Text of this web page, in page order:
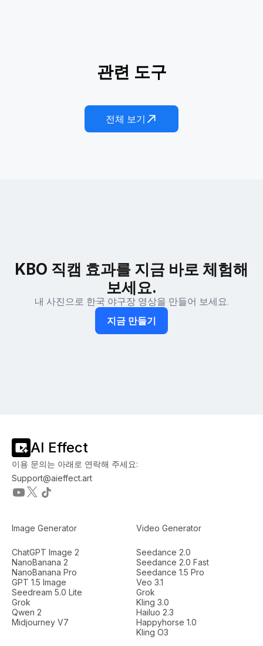
관련 도구F1 패독 라이브
AI 자전거 킥
전체 보기
KBO 직캠 효과를 지금 바로 체험해
보세요.
내 사진으로 한국 야구장 영상을 만들어 보세요.
지금 만들기
AI Effect
이용 문의는 아래로 연락해 주세요:
Support@aieffect.art
Image Generator
ChatGPT Image 2
NanoBanana 2
NanoBanana Pro
GPT 1.5 Image
Seedream 5.0 Lite
Grok
Qwen 2
Midjourney V7
Video Generator
Seedance 2.0
Seedance 2.0 Fast
Seedance 1.5 Pro
Veo 3.1
Grok
Kling 3.0
Hailuo 2.3
Happyhorse 1.0
Kling O3